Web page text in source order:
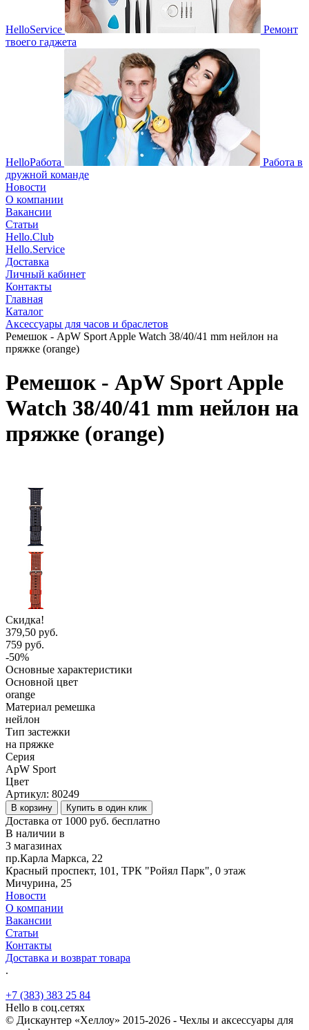
HelloService
Ремонт
твоего гаджета
HelloРабота
Работа в
дружной команде
Новости
О компании
Вакансии
Статьи
Hello.Club
Hello.Service
Доставка
Личный кабинет
Контакты
Главная
Каталог
Аксессуары для часов и браслетов
Ремешок - ApW Sport Apple Watch 38/40/41 mm нейлон на
пряжке (orange)
Ремешок - ApW Sport Apple
Watch 38/40/41 mm нейлон на
пряжке (orange)
Скидка!
379,50 руб.
759 руб.
-50%
Основные характеристики
Основной цвет
orange
Материал ремешка
нейлон
Тип застежки
на пряжке
Серия
ApW Sport
Цвет
Артикул: 80249
В корзину Купить в один клик
Доставка от 1000 руб. бесплатно
В наличии в
3 магазинах
пр.Карла Маркса, 22
Красный проспект, 101, ТРК "Ройял Парк", 0 этаж
Мичурина, 25
Новости
О компании
Вакансии
Статьи
Контакты
Доставка и возврат товара
.
+7 (383) 383 25 84
Hello в соц.сетях
© Дискаунтер «Хеллоу» 2015-2026 - Чехлы и аксессуары для